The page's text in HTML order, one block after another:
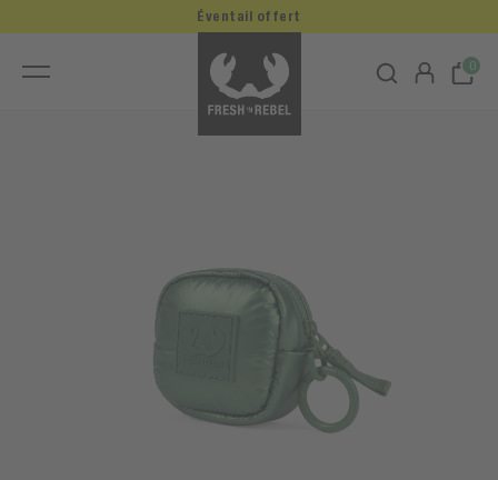
0
Éventail offert